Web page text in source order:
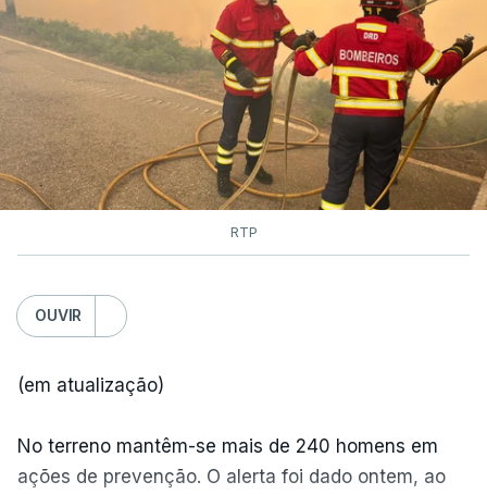
RTP
OUVIR
(em atualização)
No terreno mantêm-se mais de 240 homens em
ações de prevenção. O alerta foi dado ontem, ao